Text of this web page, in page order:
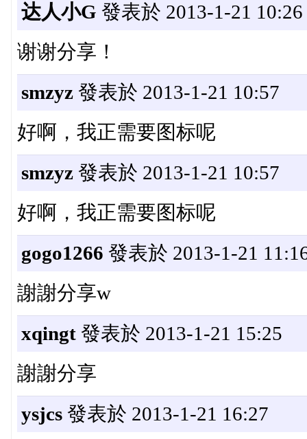
达人小G 發表於 2013-1-21 10:26
谢谢分享！
smzyz發表於 2013-1-21 10:57
好啊，我正需要图标呢
smzyz發表於 2013-1-21 10:57
好啊，我正需要图标呢
gogo1266 發表於 2013-1-21
謝謝分享w
xqingt發表於 2013-1-21 15:25
謝謝分享
ysjcs發表於 2013-1-21 16:27